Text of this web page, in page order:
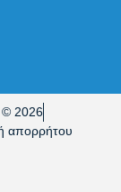
© 2026
απορρήτου